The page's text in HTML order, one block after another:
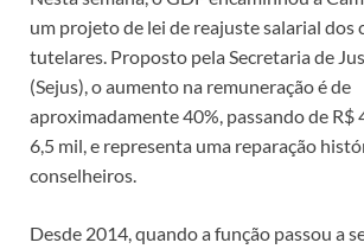
um projeto de lei de reajuste salarial dos
tutelares. Proposto pela Secretaria de
(Sejus), o aumento na remuneração é de
aproximadamente 40%, passando de R$
6,5 mil, e representa uma reparação
conselheiros.
Desde 2014, quando a função passou a